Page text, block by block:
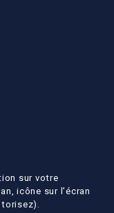
sur votre
icône sur l’écran